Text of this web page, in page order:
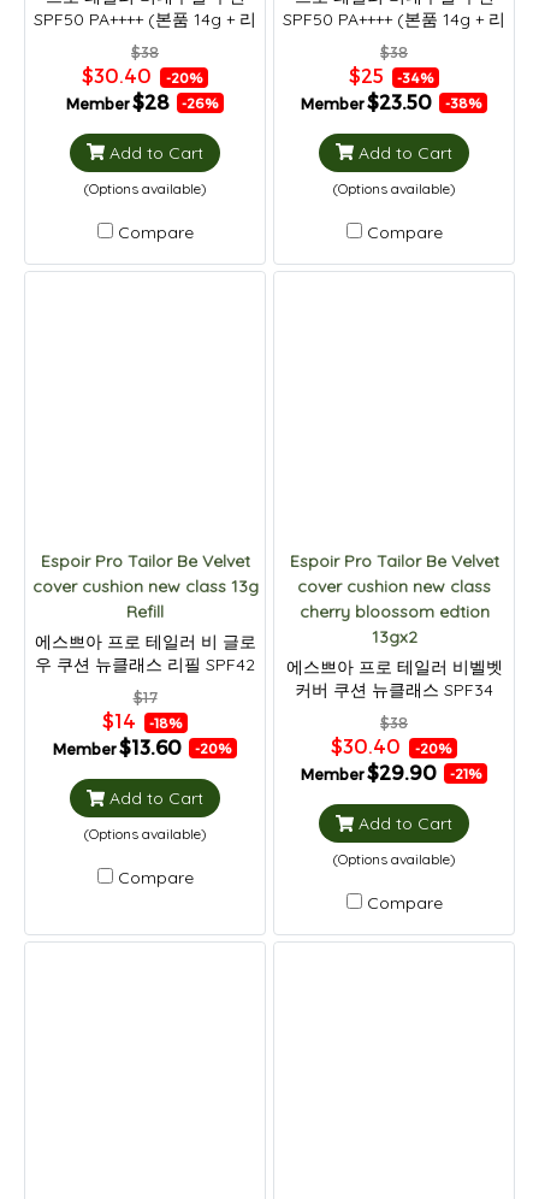
SPF50 PA++++ (본품 14g + 리
필 14g)
$38
$30.40 -20%
Member$28 -26%
Add to Cart
(Options available)
Compare
SPF50 PA++++ (본품 14g + 리
필 14g)
$38
$25 -34%
Member$23.50 -38%
Add to Cart
(Options available)
Compare
Espoir Pro Tailor Be Velvet
cover cushion new class 13g
Refill
에스쁘아 프로 테일러 비 글로
우 쿠션 뉴클래스 리필 SPF42
PA++
$17
$14 -18%
Member$13.60 -20%
Add to Cart
(Options available)
Compare
Espoir Pro Tailor Be Velvet
cover cushion new class
cherry bloossom edtion
13gx2
에스쁘아 프로 테일러 비벨벳
커버 쿠션 뉴클래스 SPF34
PA++ 13gx2(단품+리필)
$38
$30.40 -20%
Member$29.90 -21%
Add to Cart
(Options available)
Compare